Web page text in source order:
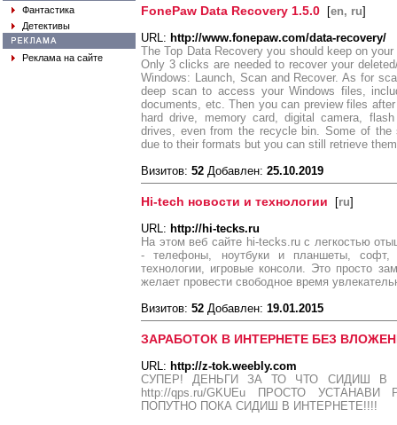
Фантастика
Детективы
Реклама на сайте
FonePaw Data Recovery 1.5.0 [en, ru]
URL: http://www.fonepaw.com/data-recovery/
The Top Data Recovery you should keep on
Only 3 clicks are needed to recover your
Windows: Launch, Scan and Recover. As for
deep scan to access your Windows files,
documents, etc. Then you can preview files
hard drive, memory card, digital camera,
drives, even from the recycle bin. Some of the
due to their formats but you can still retrieve
Визитов: 52 Добавлен: 25.10.2019
Hi-tech новости и технологии [ru]
URL: http://hi-tecks.ru
На этом веб сайте hi-tecks.ru с легкостью
- телефоны, ноутбуки и планшеты,
технологии, игровые консоли. Это просто
желает провести свободное время
Визитов: 52 Добавлен: 19.01.2015
ЗАРАБОТОК В ИНТЕРНЕТЕ БЕЗ
URL: http://z-tok.weebly.com
СУПЕР! ДЕНЬГИ ЗА ТО ЧТО СИДИШ В
http://qps.ru/GKUEu ПРОСТО
ПОПУТНО ПОКА СИДИШ В ИНТЕРНЕТЕ!!!!